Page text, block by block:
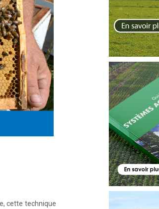
cette technique